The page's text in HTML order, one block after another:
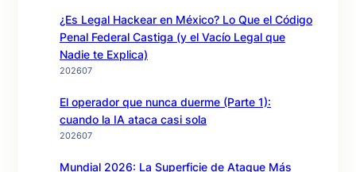
¿Es Legal Hackear en México? Lo Que el Código
Penal Federal Castiga (y el Vacío Legal que
Nadie te Explica)
202607
El operador que nunca duerme (Parte 1):
cuando la IA ataca casi sola
202607
Mundial 2026: La Superficie de Ataque Más